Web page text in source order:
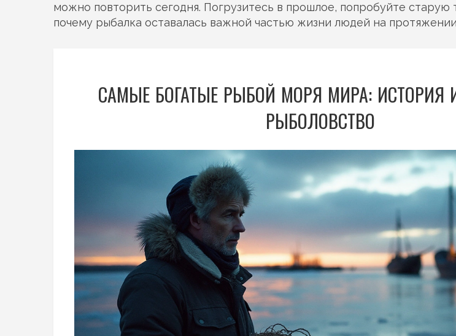
можно повторить сегодня. Погрузитесь в прошлое, попробуйте старую
почему рыбалка оставалась важной частью жизни людей на
САМЫЕ БОГАТЫЕ РЫБОЙ МОРЯ МИРА: ИСТОРИЯ
РЫБОЛОВСТВО